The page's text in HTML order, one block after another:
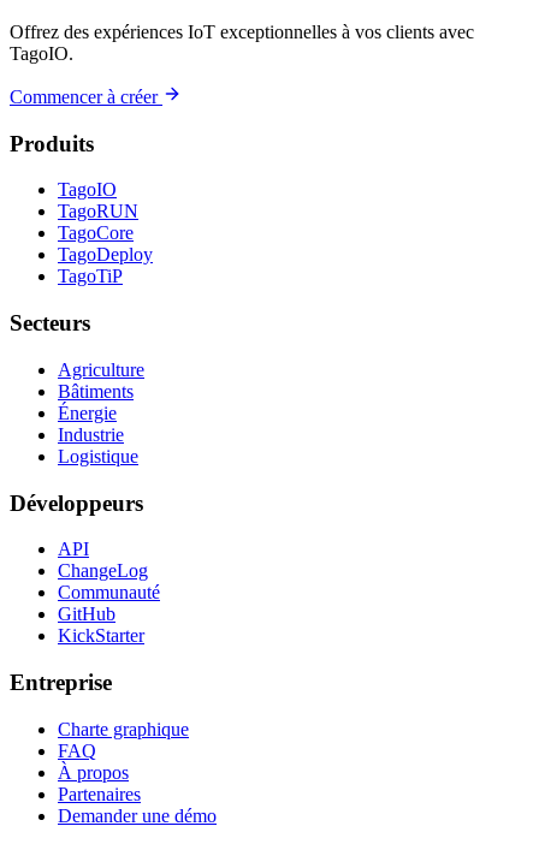
Offrez des expériences IoT exceptionnelles à vos clients avec
TagoIO.
Commencer à créer
Produits
TagoIO
TagoRUN
TagoCore
TagoDeploy
TagoTiP
Secteurs
Agriculture
Bâtiments
Énergie
Industrie
Logistique
Développeurs
API
ChangeLog
Communauté
GitHub
KickStarter
Entreprise
Charte graphique
FAQ
À propos
Partenaires
Demander une démo